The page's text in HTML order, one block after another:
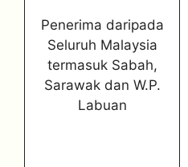
Penerima daripada
Seluruh Malaysia
termasuk Sabah,
Sarawak dan W.P.
Labuan